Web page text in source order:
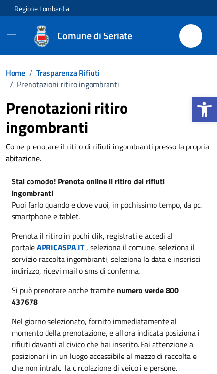
Apri la
Vai ai contenuti
Vai al footer
Regione Lombardia
Comune di Seriate
Home / Trasparenza Rifiuti
/ Prenotazioni ritiro ingombranti
Prenotazioni ritiro
ingombranti
Come prenotare il ritiro di rifiuti ingombranti presso la propria
abitazione.
Stai comodo! Prenota online il ritiro dei rifiuti
ingombranti
Puoi farlo quando e dove vuoi, in pochissimo tempo, da pc,
smartphone e tablet.
Prenota il ritiro in pochi clik, registrati e accedi al
portaleAPRICASPA.IT, seleziona il comune, seleziona il
servizio raccolta ingombranti, seleziona la data e inserisci
indirizzo, ricevi mail o sms di conferma.
Si può prenotare anche tramite numero verde 800
437678
Nel giorno selezionato, fornito immediatamente al
momento della prenotazione, e all’ora indicata posiziona i
rifiuti davanti al civico che hai inserito. Fai attenzione a
posizionarli in un luogo accessibile al mezzo di raccolta e
che non intralci la circolazione di veicoli e persone.